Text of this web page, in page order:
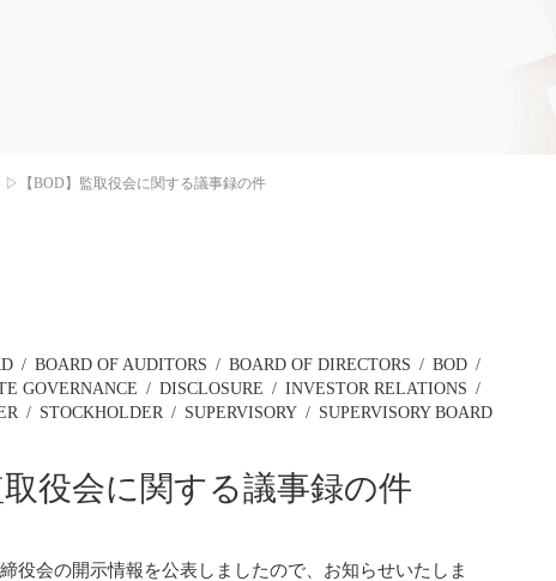
▷【BOD】監取役会に関する議事録の件
BOARD OF AUDITORS BOARD OF DIRECTORS
BOD
GOVERNANCE DISCLOSURE
INVESTOR RELATIONS
STOCKHOLDER SUPERVISORY
SUPERVISORY BOARD
役会に関する議事録の件
役会の開示情報を公表しましたので、お知らせいたしま